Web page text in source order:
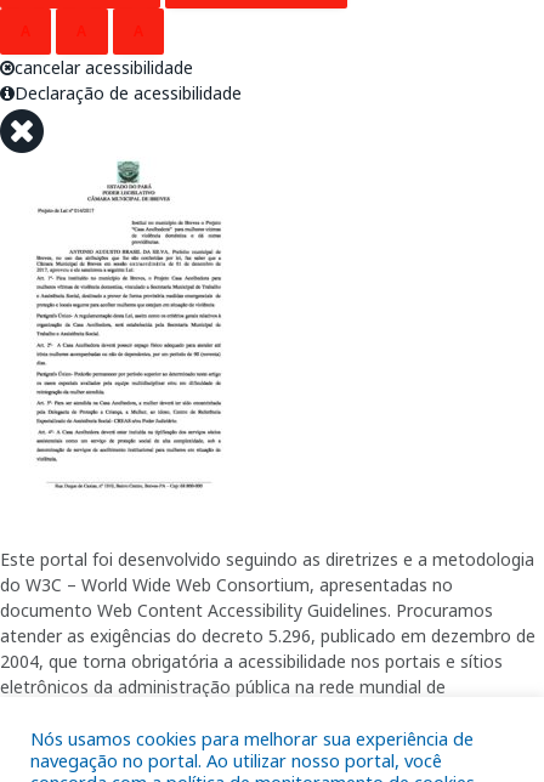
Nós usamos cookies para melhorar sua experiência de
navegação no portal. Ao utilizar nosso portal, você
cancelar acessibilidade
Declaração de acessibilidade
Este portal foi desenvolvido seguindo as diretrizes e a metodologia
do W3C – World Wide Web Consortium, apresentadas no
documento Web Content Accessibility Guidelines. Procuramos
atender as exigências do decreto 5.296, publicado em dezembro de
2004, que torna obrigatória a acessibilidade nos portais e sítios
eletrônicos da administração pública na rede mundial de
garantindo-lhes o pleno acesso aos conteúdos disponíveis.